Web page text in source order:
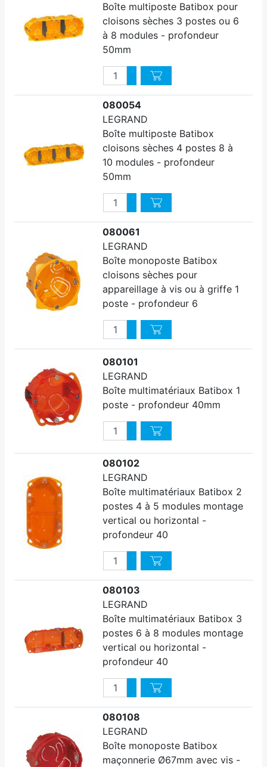
Boîte multiposte Batibox pour
cloisons sèches 3 postes ou 6
à 8 modules - profondeur
50mm
QuantitéAugmenter quantité
Diminuer quantité
080054
LEGRAND
Boîte multiposte Batibox
cloisons sèches 4 postes 8 à
10 modules - profondeur
50mm
QuantitéAugmenter quantité
Diminuer quantité
080061
LEGRAND
Boîte monoposte Batibox
cloisons sèches pour
appareillage à vis ou à griffe 1
poste - profondeur 6
QuantitéAugmenter quantité
Diminuer quantité
080101
LEGRAND
Boîte multimatériaux Batibox 1
poste - profondeur 40mm
QuantitéAugmenter quantité
Diminuer quantité
080102
LEGRAND
Boîte multimatériaux Batibox 2
postes 4 à 5 modules montage
vertical ou horizontal -
profondeur 40
QuantitéAugmenter quantité
Diminuer quantité
080103
LEGRAND
Boîte multimatériaux Batibox 3
postes 6 à 8 modules montage
vertical ou horizontal -
profondeur 40
QuantitéAugmenter quantité
Diminuer quantité
080108
LEGRAND
Boîte monoposte Batibox
maçonnerie Ø67mm avec vis -